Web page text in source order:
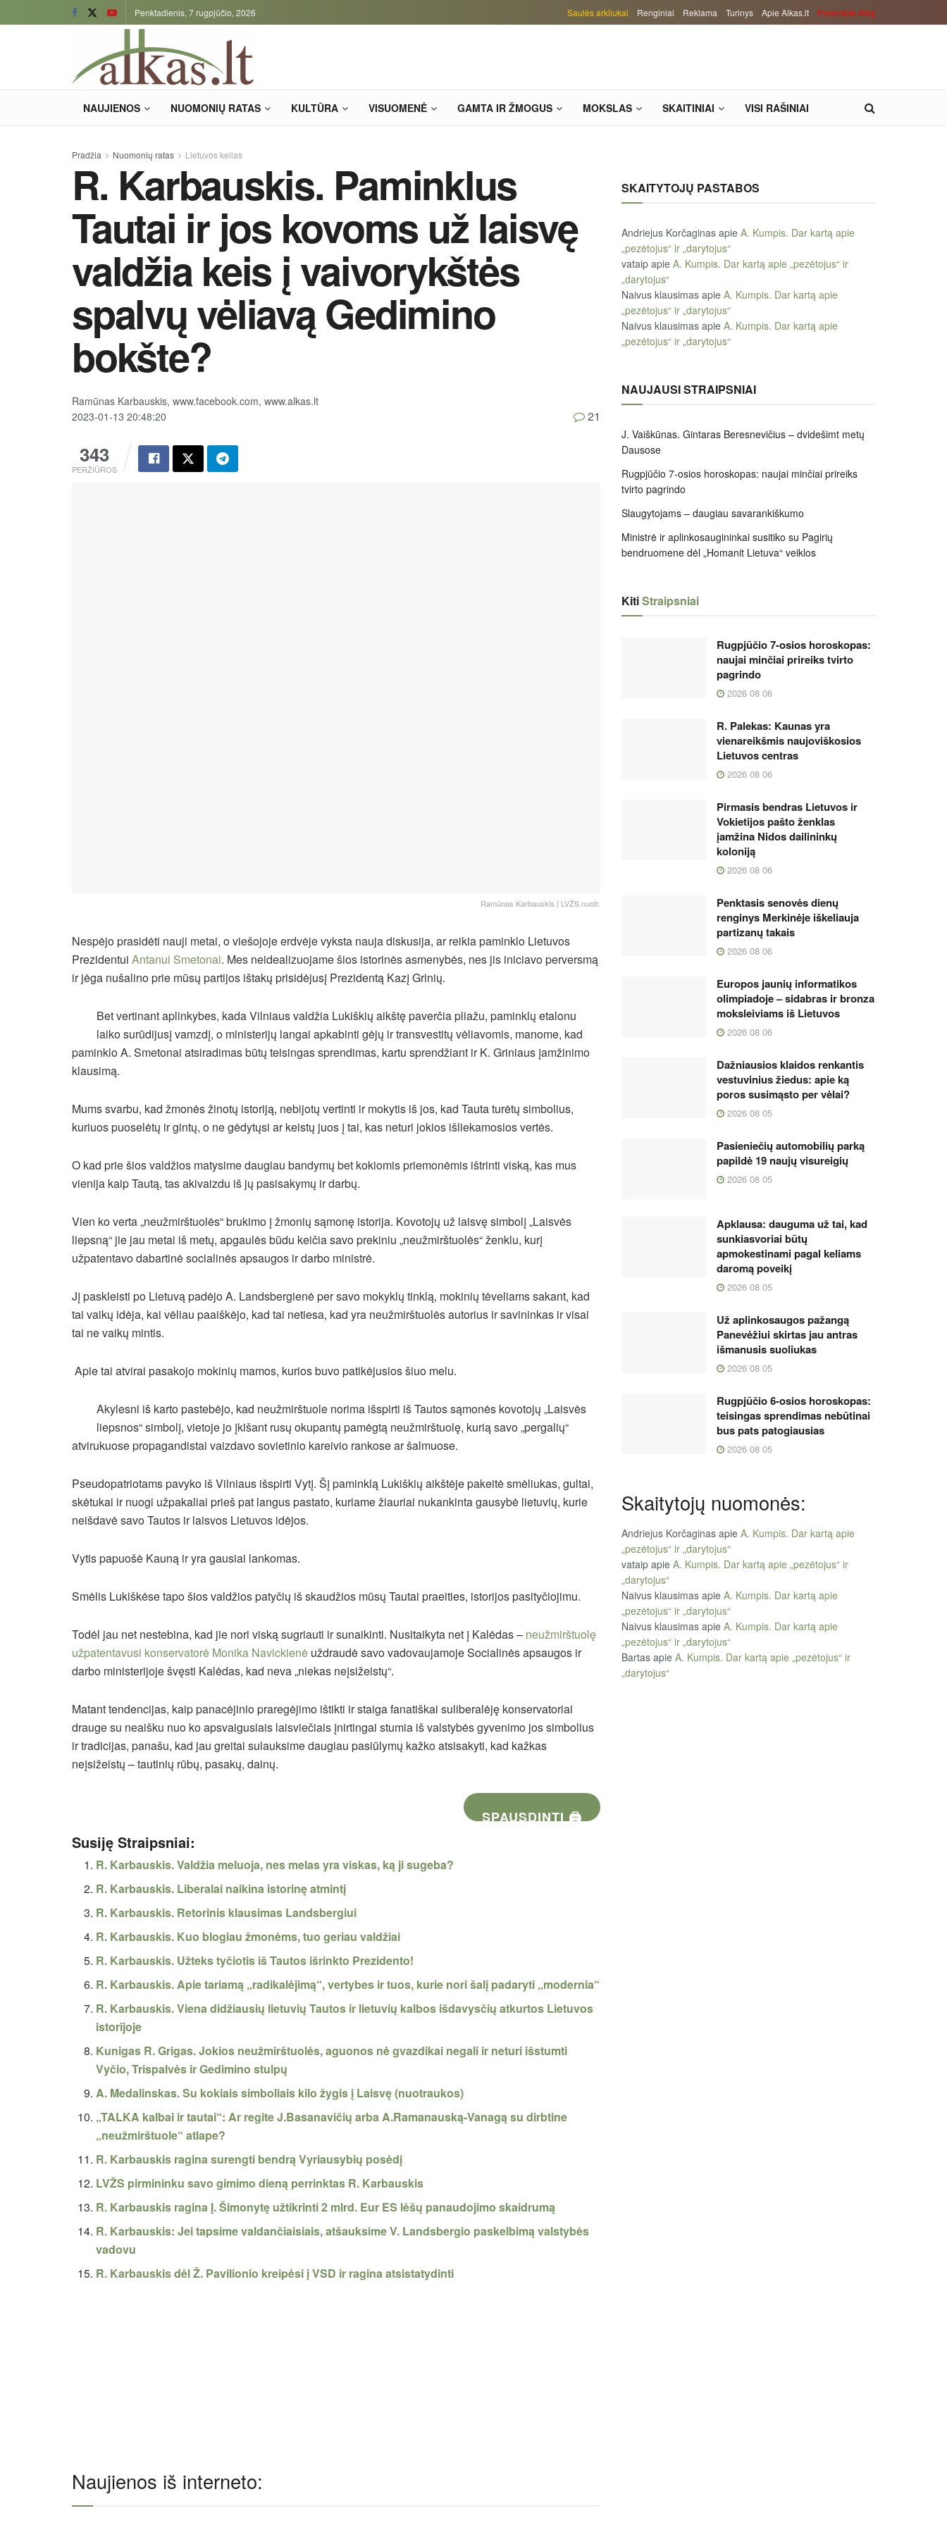
Penktadienis, 7 rugpjūčio, 2026 Saulės arkliukai Renginiai Reklama Turinys Apie Alkas.lt Paremkite Alką
NAUJIENOS NUOMONIŲ RATAS KULTŪRA VISUOMENĖ GAMTA IR ŽMOGUS MOKSLAS SKAITINIAI VISI RAŠINIAI
Pradžia Nuomonių ratas Lietuvos kelias
R. Karbauskis. Paminklus
Tautai ir jos kovoms už laisvę
valdžia keis į vaivorykštės
spalvų vėliavą Gedimino
bokšte?
Ramūnas Karbauskis, www.facebook.com, www.alkas.lt
2023-01-13 20:48:20
343
PERŽIŪROS
21
Ramūnas Karbauskis | LVŽS nuotr.
Nespėjo prasidėti nauji metai, o viešojoje erdvėje vyksta nauja diskusija, ar reikia paminklo Lietuvos
Prezidentui Antanui Smetonai. Mes neidealizuojame šios istorinės asmenybės, nes jis iniciavo perversmą
ir jėga nušalino prie mūsų partijos ištakų prisidėjusį Prezidentą Kazį Grinių.
Bet vertinant aplinkybes, kada Vilniaus valdžia Lukiškių aikštę paverčia pliažu, paminklų etalonu
laiko surūdijusį vamzdį, o ministerijų langai apkabinti gėjų ir transvestitų vėliavomis, manome, kad
paminklo A. Smetonai atsiradimas būtų teisingas sprendimas, kartu sprendžiant ir K. Griniaus įamžinimo
klausimą.
Mums svarbu, kad žmonės žinotų istoriją, nebijotų vertinti ir mokytis iš jos, kad Tauta turėtų simbolius,
kuriuos puoselėtų ir gintų, o ne gėdytųsi ar keistų juos į tai, kas neturi jokios išliekamosios vertės.
O kad prie šios valdžios matysime daugiau bandymų bet kokiomis priemonėmis ištrinti viską, kas mus
vienija kaip Tautą, tas akivaizdu iš jų pasisakymų ir darbų.
Vien ko verta „neužmirštuolės“ brukimo į žmonių sąmonę istorija. Kovotojų už laisvę simbolį „Laisvės
liepsną“ jie jau metai iš metų, apgaulės būdu keičia savo prekiniu „neužmirštuolės“ ženklu, kurį
užpatentavo dabartinė socialinės apsaugos ir darbo ministrė.
Jį paskleisti po Lietuvą padėjo A. Landsbergienė per savo mokyklų tinklą, mokinių tėveliams sakant, kad
tai vaikų idėja, kai vėliau paaiškėjo, kad tai netiesa, kad yra neužmirštuolės autorius ir savininkas ir visai
tai ne vaikų mintis.
Apie tai atvirai pasakojo mokinių mamos, kurios buvo patikėjusios šiuo melu.
Akylesni iš karto pastebėjo, kad neužmirštuole norima išspirti iš Tautos sąmonės kovotojų „Laisvės
liepsnos“ simbolį, vietoje jo įkišant rusų okupantų pamėgtą neužmirštuolę, kurią savo „pergalių“
atvirukuose propagandistai vaizdavo sovietinio kareivio rankose ar šalmuose.
Pseudopatriotams pavyko iš Vilniaus išspirti Vytį. Šį paminklą Lukiškių aikštėje pakeitė smėliukas, gultai,
skėtukai ir nuogi užpakaliai prieš pat langus pastato, kuriame žiauriai nukankinta gausybė lietuvių, kurie
neišdavė savo Tautos ir laisvos Lietuvos idėjos.
Vytis papuošė Kauną ir yra gausiai lankomas.
Smėlis Lukiškėse tapo šios valdžios patyčių iš skaudžios mūsų Tautai praeities, istorijos pasityčiojimu.
Todėl jau net nestebina, kad jie nori viską sugriauti ir sunaikinti. Nusitaikyta net į Kalėdas – neužmirštuolę
užpatentavusi konservatorė Monika Navickienė uždraudė savo vadovaujamoje Socialinės apsaugos ir
darbo ministerijoje švęsti Kalėdas, kad neva „niekas neįsižeistų“.
Matant tendencijas, kaip panacėjinio praregėjimo ištikti ir staiga fanatiškai suliberalėję konservatoriai
drauge su neaišku nuo ko apsvaigusiais laisviečiais įnirtingai stumia iš valstybės gyvenimo jos simbolius
ir tradicijas, panašu, kad jau greitai sulauksime daugiau pasiūlymų kažko atsisakyti, kad kažkas
neįsižeistų – tautinių rūbų, pasakų, dainų.
SPAUSDINTI 🖨
Susiję Straipsniai:
R. Karbauskis. Valdžia meluoja, nes melas yra viskas, ką ji sugeba?
R. Karbauskis. Liberalai naikina istorinę atmintį
R. Karbauskis. Retorinis klausimas Landsbergiui
R. Karbauskis. Kuo blogiau žmonėms, tuo geriau valdžiai
R. Karbauskis. Užteks tyčiotis iš Tautos išrinkto Prezidento!
R. Karbauskis. Apie tariamą „radikalėjimą“, vertybes ir tuos, kurie nori šalį padaryti „modernia“
R. Karbauskis. Viena didžiausių lietuvių Tautos ir lietuvių kalbos išdavysčių atkurtos Lietuvos
istorijoje
Kunigas R. Grigas. Jokios neužmirštuolės, aguonos nė gvazdikai negali ir neturi išstumti
Vyčio, Trispalvės ir Gedimino stulpų
A. Medalinskas. Su kokiais simboliais kilo žygis į Laisvę (nuotraukos)
„TALKA kalbai ir tautai“: Ar regite J.Basanavičių arba A.Ramanauską-Vanagą su dirbtine
„neužmirštuole“ atlape?
R. Karbauskis ragina surengti bendrą Vyriausybių posėdį
LVŽS pirmininku savo gimimo dieną perrinktas R. Karbauskis
R. Karbauskis ragina Į. Šimonytę užtikrinti 2 mlrd. Eur ES lėšų panaudojimo skaidrumą
R. Karbauskis: Jei tapsime valdančiaisiais, atšauksime V. Landsbergio paskelbimą valstybės
vadovu
R. Karbauskis dėl Ž. Pavilionio kreipėsi į VSD ir ragina atsistatydinti
Naujienos iš interneto:
SKAITYTOJŲ PASTABOS
Andriejus Korčaginas apie A. Kumpis. Dar kartą apie
„pezėtojus“ ir „darytojus“
vataip apie A. Kumpis. Dar kartą apie „pezėtojus“ ir
„darytojus“
Naivus klausimas apie A. Kumpis. Dar kartą apie
„pezėtojus“ ir „darytojus“
Naivus klausimas apie A. Kumpis. Dar kartą apie
„pezėtojus“ ir „darytojus“
NAUJAUSI STRAIPSNIAI
J. Vaiškūnas. Gintaras Beresnevičius – dvidešimt metų
Dausose
Rugpjūčio 7-osios horoskopas: naujai minčiai prireiks
tvirto pagrindo
Slaugytojams – daugiau savarankiškumo
Ministrė ir aplinkosaugininkai susitiko su Pagirių
bendruomene dėl „Homanit Lietuva“ veiklos
KitiStraipsniai
Rugpjūčio 7-osios horoskopas:
naujai minčiai prireiks tvirto
pagrindo
2026 08 06
R. Palekas: Kaunas yra
vienareikšmis naujoviškosios
Lietuvos centras
2026 08 06
Pirmasis bendras Lietuvos ir
Vokietijos pašto ženklas
įamžina Nidos dailininkų
koloniją
2026 08 06
Penktasis senovės dienų
renginys Merkinėje iškeliauja
partizanų takais
2026 08 06
Europos jaunių informatikos
olimpiadoje – sidabras ir bronza
moksleiviams iš Lietuvos
2026 08 06
Dažniausios klaidos renkantis
vestuvinius žiedus: apie ką
poros susimąsto per vėlai?
2026 08 05
Pasieniečių automobilių parką
papildė 19 naujų visureigių
2026 08 05
Apklausa: dauguma už tai, kad
sunkiasvoriai būtų
apmokestinami pagal keliams
daromą poveikį
2026 08 05
Už aplinkosaugos pažangą
Panevėžiui skirtas jau antras
išmanusis suoliukas
2026 08 05
Rugpjūčio 6-osios horoskopas:
teisingas sprendimas nebūtinai
bus pats patogiausias
2026 08 05
Skaitytojų nuomonės:
Andriejus Korčaginas apie A. Kumpis. Dar kartą apie
„pezėtojus“ ir „darytojus“
vataip apie A. Kumpis. Dar kartą apie „pezėtojus“ ir
„darytojus“
Naivus klausimas apie A. Kumpis. Dar kartą apie
„pezėtojus“ ir „darytojus“
Naivus klausimas apie A. Kumpis. Dar kartą apie
„pezėtojus“ ir „darytojus“
Bartas apie A. Kumpis. Dar kartą apie „pezėtojus“ ir
„darytojus“